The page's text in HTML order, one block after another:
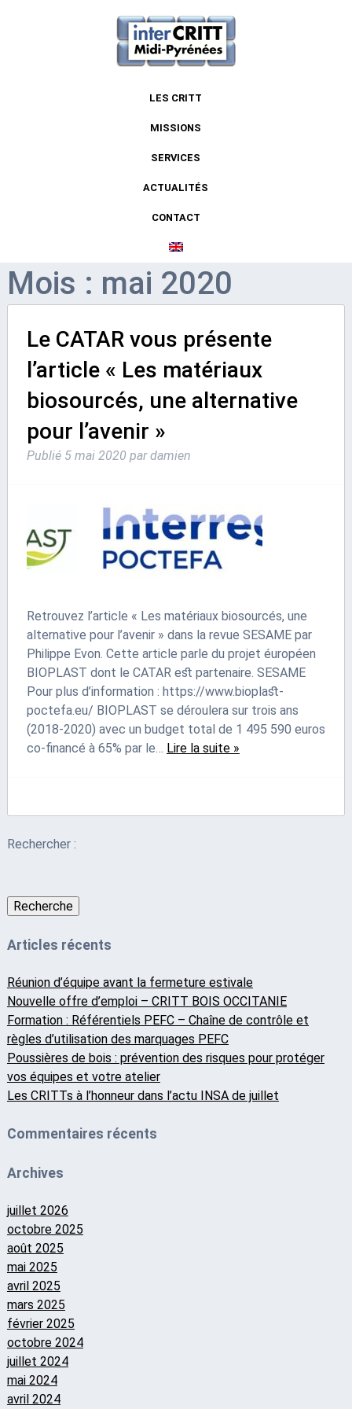
LES CRITT
MISSIONS
SERVICES
ACTUALITÉS
CONTACT
Mois : mai 2020
Le CATAR vous présente
l’article « Les matériaux
biosourcés, une alternative
pour l’avenir »
Publié 5 mai 2020 par damien
Retrouvez l’article « Les matériaux biosourcés, une
alternative pour l’avenir » dans la revue SESAME par
Philippe Evon. Cette article parle du projet éuropéen
BIOPLAST dont le CATAR est partenaire. SESAME
Pour plus d’information : https://www.bioplast-
poctefa.eu/ BIOPLAST se déroulera sur trois ans
(2018-2020) avec un budget total de 1 495 590 euros
co-financé à 65% par le… Lire la suite »
Rechercher :
Recherche
Articles récents
Réunion d’équipe avant la fermeture estivale
Nouvelle offre d’emploi – CRITT BOIS OCCITANIE
Formation : Référentiels PEFC – Chaîne de contrôle et
règles d’utilisation des marquages PEFC
Poussières de bois : prévention des risques pour protéger
vos équipes et votre atelier
Les CRITTs à l’honneur dans l’actu INSA de juillet
Commentaires récents
Archives
juillet 2026
octobre 2025
août 2025
mai 2025
avril 2025
mars 2025
février 2025
octobre 2024
juillet 2024
mai 2024
avril 2024